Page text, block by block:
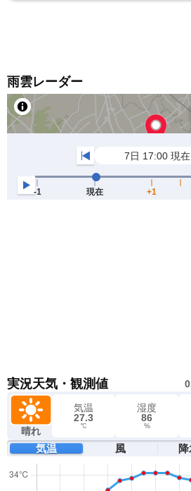
雨雲レーダー
実況天気・観測値
晴れ
気温
27.3
℃
湿度
86
%
気温 風